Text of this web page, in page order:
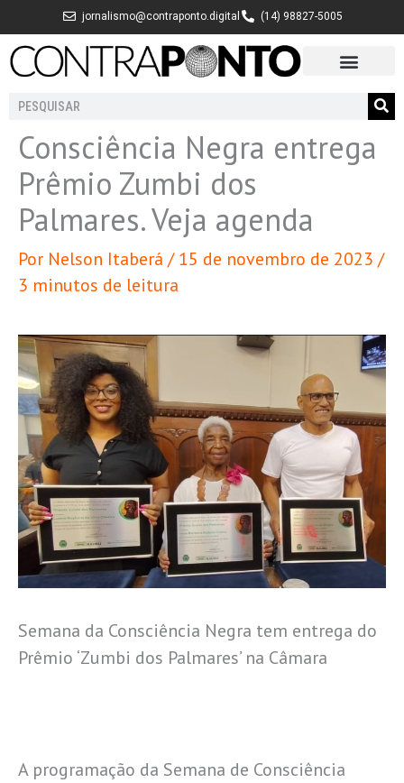
para
jornalismo@contraponto.digital (14) 98827-5005
Pesquisar
Consciência Negra entrega
Prêmio Zumbi dos
Palmares. Veja agenda
Por Nelson Itaberá /15 de novembro de 2023 /
3 minutos de leitura
Semana da Consciência Negra tem entrega do
Prêmio ‘Zumbi dos Palmares’ na Câmara
A programação da Semana de Consciência